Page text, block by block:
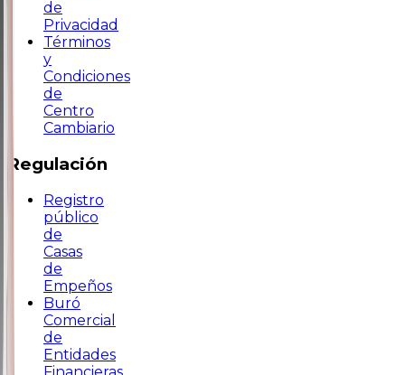
de
Privacidad
Términos
y
Condiciones
de
Centro
Cambiario
Regulación
Registro
público
de
Casas
de
Empeños
Buró
Comercial
de
Entidades
Financieras